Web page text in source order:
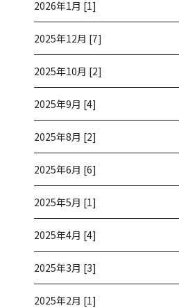
2026年1月 [1]
2025年12月 [7]
2025年10月 [2]
2025年9月 [4]
2025年8月 [2]
2025年6月 [6]
2025年5月 [1]
2025年4月 [4]
2025年3月 [3]
2025年2月 [1]